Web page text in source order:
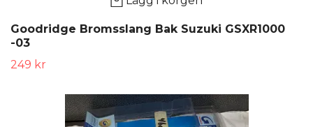
Goodridge Bromsslang Bak Suzuki GSXR1000
-03
249 kr